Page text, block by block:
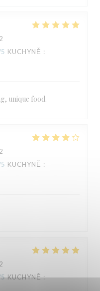
KUCHYNĚ :
unique food.
KUCHYNĚ :
KUCHYNĚ: